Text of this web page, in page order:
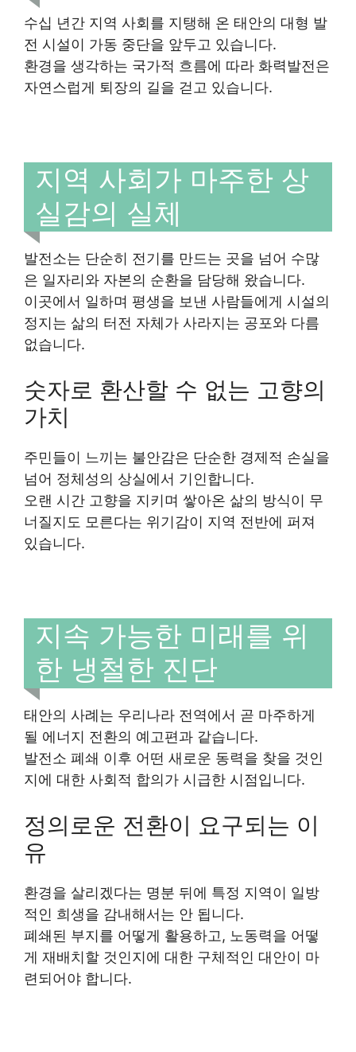
수십 년간 지역 사회를 지탱해 온 태안의 대형 발
전 시설이 가동 중단을 앞두고 있습니다.
환경을 생각하는 국가적 흐름에 따라 화력발전은
자연스럽게 퇴장의 길을 걷고 있습니다.
지역 사회가 마주한 상
실감의 실체
발전소는 단순히 전기를 만드는 곳을 넘어 수많
은 일자리와 자본의 순환을 담당해 왔습니다.
이곳에서 일하며 평생을 보낸 사람들에게 시설의
정지는 삶의 터전 자체가 사라지는 공포와 다름
없습니다.
숫자로 환산할 수 없는 고향의
가치
주민들이 느끼는 불안감은 단순한 경제적 손실을
넘어 정체성의 상실에서 기인합니다.
오랜 시간 고향을 지키며 쌓아온 삶의 방식이 무
너질지도 모른다는 위기감이 지역 전반에 퍼져
있습니다.
지속 가능한 미래를 위
한 냉철한 진단
태안의 사례는 우리나라 전역에서 곧 마주하게
될 에너지 전환의 예고편과 같습니다.
발전소 폐쇄 이후 어떤 새로운 동력을 찾을 것인
지에 대한 사회적 합의가 시급한 시점입니다.
정의로운 전환이 요구되는 이
유
환경을 살리겠다는 명분 뒤에 특정 지역이 일방
적인 희생을 감내해서는 안 됩니다.
폐쇄된 부지를 어떻게 활용하고, 노동력을 어떻
게 재배치할 것인지에 대한 구체적인 대안이 마
련되어야 합니다.